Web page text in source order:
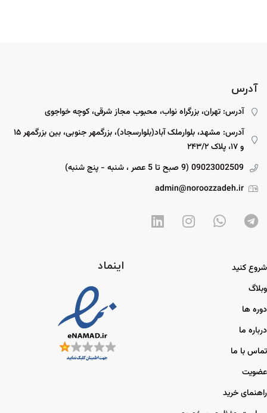
آدرس
آدرس: تهران، بزرگراه نواب، محبوب مجاز شرقی، کوچه خواجوی
آدرس: مشهد، بلوارملک آباد(بلوارسجاد)، بزرگمهر جنوبی، بین بزرگمهر ۱۵
و ۱۷، پلاک ۲۴۳/۲
09023002509 (9 صبح تا 5 عصر ، شنبه - پنج شنبه)
admin@noroozzadeh.ir
شروع کنید
وبلاگ
دوره ها
درباره ما
تماس با ما
عضویت
راهنمای خرید
اینماد